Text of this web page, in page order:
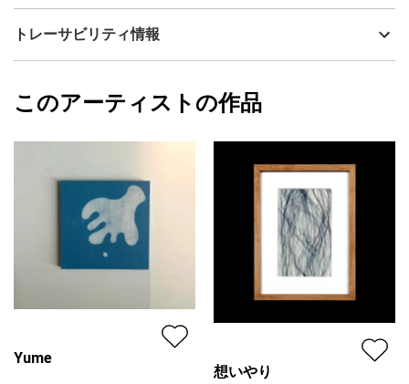
ミクストメディア
カラー
松﨑陸
フォローする
トレーサビリティ情報
松﨑陸
このアーティストの作品
Yume
想いやり